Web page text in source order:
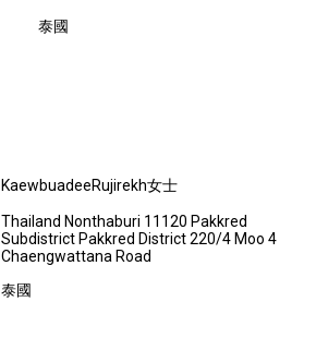
泰國
KaewbuadeeRujirekh女士
Thailand Nonthaburi 11120 Pakkred
Subdistrict Pakkred District 220/4 Moo 4
Chaengwattana Road
泰國